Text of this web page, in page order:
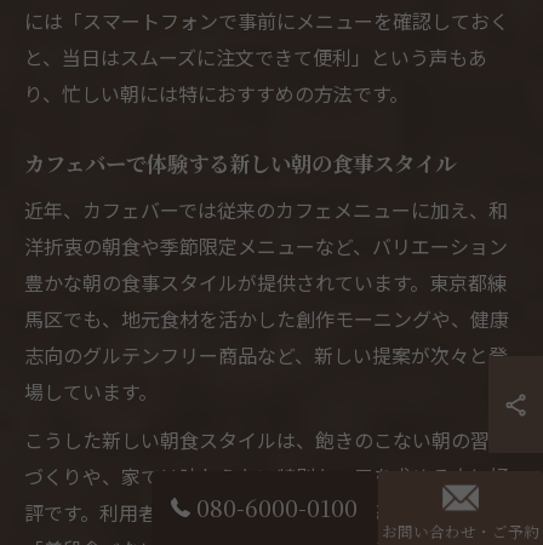
には「スマートフォンで事前にメニューを確認しておく
と、当日はスムーズに注文できて便利」という声もあ
り、忙しい朝には特におすすめの方法です。
カフェバーで体験する新しい朝の食事スタイル
近年、カフェバーでは従来のカフェメニューに加え、和
洋折衷の朝食や季節限定メニューなど、バリエーション
豊かな朝の食事スタイルが提供されています。東京都練
馬区でも、地元食材を活かした創作モーニングや、健康
志向のグルテンフリー商品など、新しい提案が次々と登
場しています。
こうした新しい朝食スタイルは、飽きのこない朝の習慣
づくりや、家では味わえない特別な一皿を求める方に好
評です。利用者からは「朝から贅沢な気分を味わえる」
080-6000-0100
お問い合わせ・ご予約